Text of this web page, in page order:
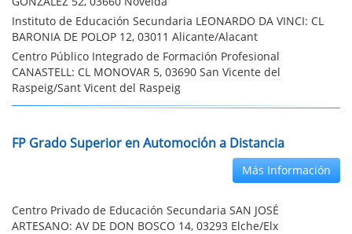
Instituto de Educación Secundaria LEONARDO DA VINCI: CL
BARONIA DE POLOP 12, 03011 Alicante/Alacant
Centro Público Integrado de Formación Profesional
CANASTELL: CL MONOVAR 5, 03690 San Vicente del
Raspeig/Sant Vicent del Raspeig
FP Grado Superior en Automoción a Distancia
Más Información
Centro Privado de Educación Secundaria SAN JOSÉ
ARTESANO: AV DE DON BOSCO 14, 03293 Elche/Elx